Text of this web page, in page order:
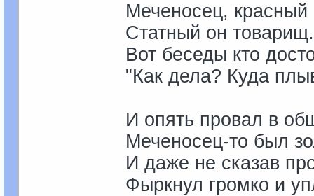
Меченосец, красный
Статный он товарищ.
Вот беседы кто
"Как дела? Куда
И опять провал в
Меченосец-то был
И даже не сказав
Фыркнул громко и